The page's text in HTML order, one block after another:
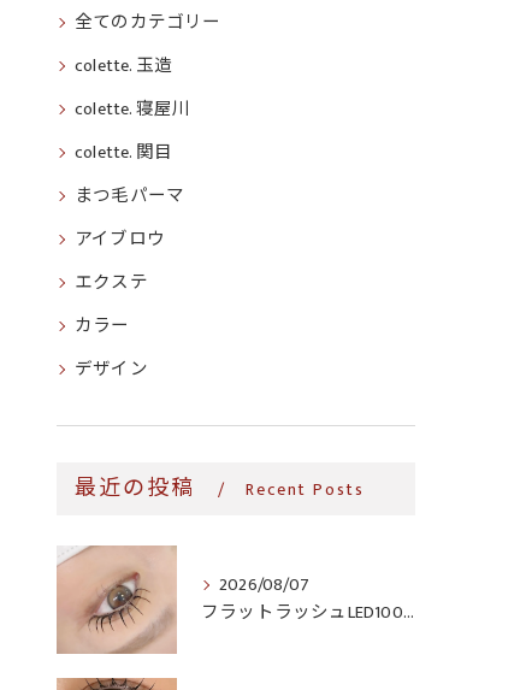
全てのカテゴリー
colette. 玉造
colette. 寝屋川
colette. 関目
まつ毛パーマ
アイブロウ
エクステ
カラー
デザイン
最近の投稿 Recent Posts
2026/08/07
フラットラッシュLED100本＆ヘルシー‎🤍